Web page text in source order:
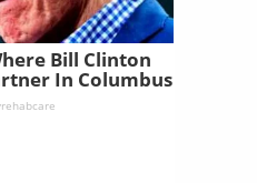
Bill Clinton
In Columbus